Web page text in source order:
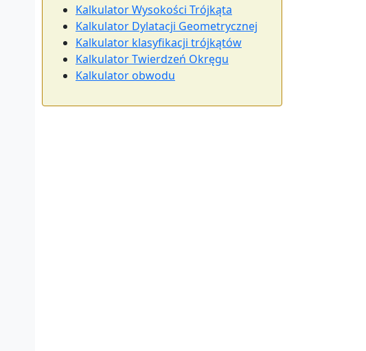
Kalkulator Wysokości Trójkąta
Kalkulator Dylatacji Geometrycznej
Kalkulator klasyfikacji trójkątów
Kalkulator Twierdzeń Okręgu
Kalkulator obwodu